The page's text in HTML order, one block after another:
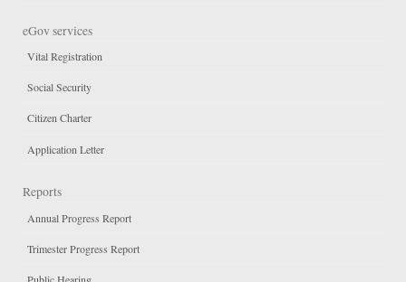
eGov services
Vital Registration
Social Security
Citizen Charter
Application Letter
Reports
Annual Progress Report
Trimester Progress Report